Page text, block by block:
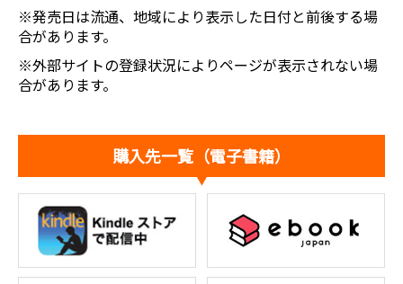
※発売日は流通、地域により表示した日付と前後する場
合があります。
※外部サイトの登録状況によりページが表示されない場
合があります。
購入先一覧（電子書籍）